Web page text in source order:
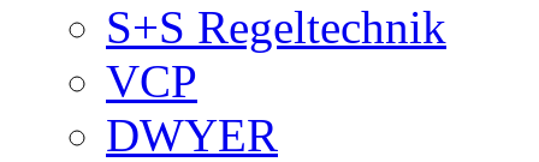
S+S Regeltechnik
VCP
DWYER